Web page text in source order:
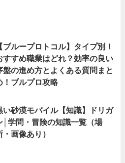
ブループロトコル】タイプ別！
すすめ職業はどれ？効率の良い
盤の進め方とよくある質問まと
！ブルプロ攻略
い砂漠モバイル【知識】ドリガ
│学問・冒険の知識一覧（場
・画像あり）